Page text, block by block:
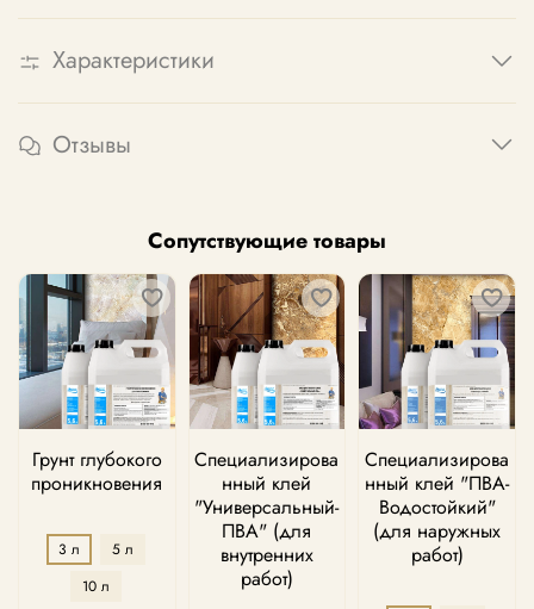
Характеристики
Отзывы
Сопутствующие товары
Грунт глубокого
проникновения
3 л
5 л
10 л
Специализирова
нный клей
"Универсальный-
ПВА" (для
внутренних
работ)
Специализирова
нный клей "ПВА-
Водостойкий"
(для наружных
работ)